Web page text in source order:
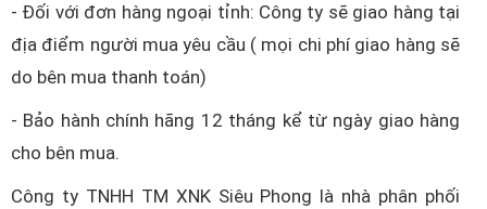
- Đối với đơn hàng ngoại tỉnh: Công ty sẽ giao hàng tại
địa điểm người mua yêu cầu ( mọi chi phí giao hàng sẽ
do bên mua thanh toán)
- Bảo hành chính hãng 12 tháng kể từ ngày giao hàng
cho bên mua.
Công ty TNHH TM XNK Siêu Phong là nhà phân phối